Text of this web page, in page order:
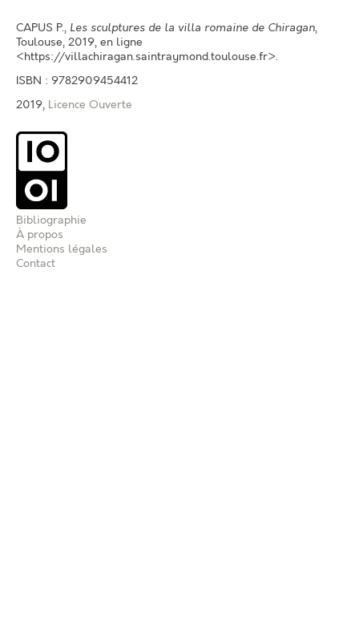
CAPUS P., Les sculptures de la villa romaine de Chiragan,
Toulouse, 2019, en ligne
<https://villachiragan.saintraymond.toulouse.fr>.
ISBN : 9782909454412
2019, Licence Ouverte
Bibliographie
À propos
Mentions légales
Contact